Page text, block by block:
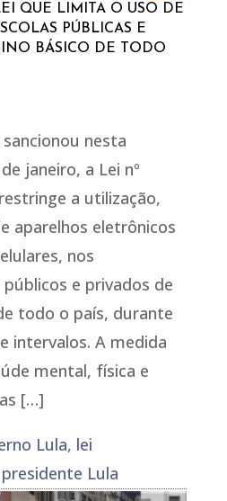
QUE LIMITA O USO DE
PÚBLICAS E
BÁSICO DE TODO
nesta
janeiro, a Lei nº
a utilização,
aparelhos eletrônicos
nos
e privados de
todo o país, durante
intervalos. A medida
mental, física e
[…]
Lula, lei
presidente Lula